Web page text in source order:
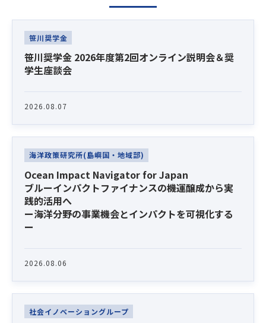
Latest News
笹川奨学金
笹川奨学金 2026年度第2回オンライン説明会＆奨
学生座談会
2026.08.07
海洋政策研究所(島嶼国・地域部)
Ocean Impact Navigator for Japan
ブルーインパクトファイナンスの機運醸成から実
践的活用へ
ー海洋分野の事業機会とインパクトを可視化する
ー
2026.08.06
社会イノベーショングループ